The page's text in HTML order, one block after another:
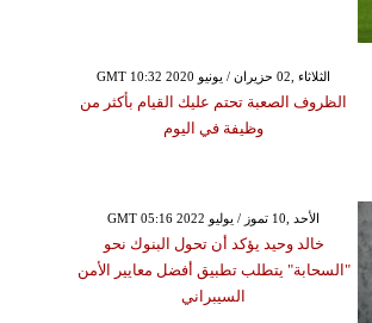
GMT 10:32 2020 الثلاثاء ,02 حزيران / يونيو
الظروف الصعبة تحتم عليك القيام بأكثر من
وظيفة في اليوم
GMT 05:16 2022 الأحد ,10 تموز / يوليو
خالد وحيد يؤكد أن تحول البنوك نحو
"السحابة" يتطلب تطبيق أفضل معايير الأمن
السيبراني